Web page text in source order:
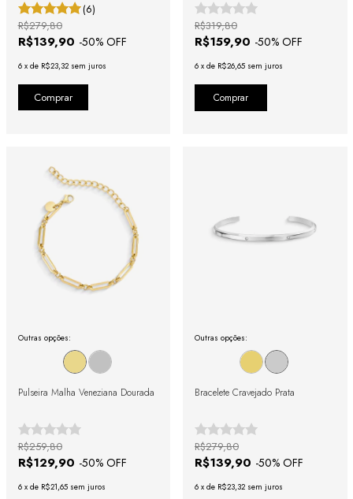
(6)
R$139,90 -50% OFF
R$279,80
6 x de R$23,32 sem juros
R$159,90 -50% OFF
R$319,80
6 x de R$26,65 sem juros
Comprar
Outras opções:
Pulseira Malha Veneziana Dourada
R$129,90 -50% OFF
R$259,80
6 x de R$21,65 sem juros
Outras opções:
Bracelete Cravejado Prata
R$139,90 -50% OFF
R$279,80
6 x de R$23,32 sem juros